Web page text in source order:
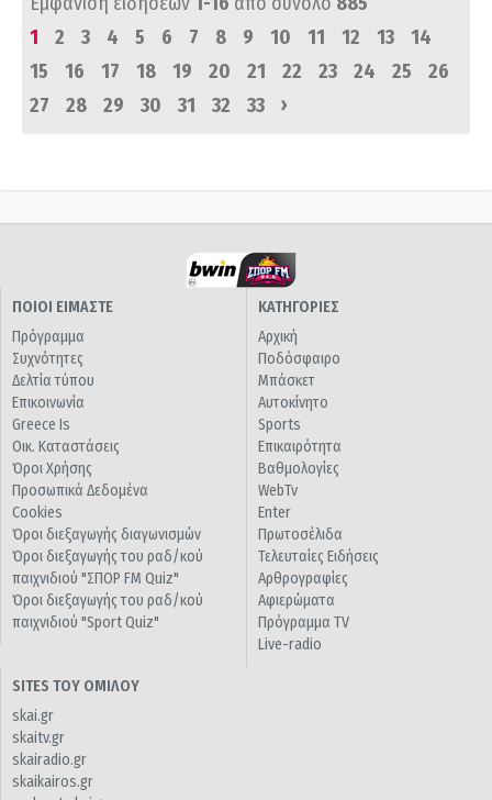
1
2 3 4 5 6 7 8 9 10 11 12 13
14
15
16 17 18 19 20 21 22 23 24 25
26
27
28 29 30 31 32 33 ›
ΠΟΙΟΙ ΕΙΜΑΣΤΕ
Πρόγραμμα
Συχνότητες
Δελτία τύπου
Επικοινωνία
Greece Is
Οικ. Καταστάσεις
Όροι Χρήσης
Προσωπικά Δεδομένα
Cookies
Όροι διεξαγωγής διαγωνισμών
Όροι διεξαγωγής του ραδ/κού
παιχνιδιού "ΣΠΟΡ FM Quiz"
Όροι διεξαγωγής του ραδ/κού
παιχνιδιού "Sport Quiz"
ΚΑΤΗΓΟΡΙΕΣ
Αρχική
Ποδόσφαιρο
Μπάσκετ
Αυτοκίνητο
Sports
Επικαιρότητα
Βαθμολογίες
WebTv
Enter
Πρωτοσέλιδα
Τελευταίες Ειδήσεις
Αρθρογραφίες
Αφιερώματα
Πρόγραμμα TV
Live-radio
SITES ΤΟΥ ΟΜΙΛΟΥ
skai.gr
skaitv.gr
skairadio.gr
skaikairos.gr